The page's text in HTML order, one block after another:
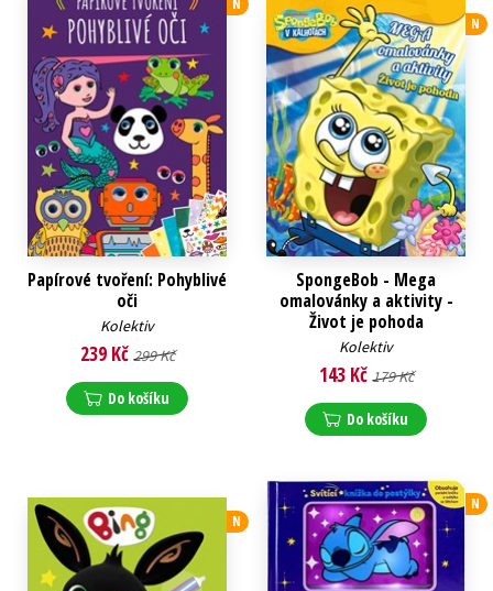
Papírové tvoření: Pohyblivé
oči
Kolektiv
239 Kč 299 Kč
Do košíku
N
SpongeBob - Mega
omalovánky a aktivity -
Život je pohoda
Kolektiv
143 Kč 179 Kč
Do košíku
N
N